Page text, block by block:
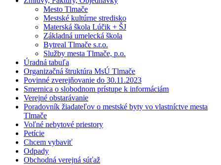
Mesto Tlmače
Mestské kultúrne stredisko
Materská škola Lúčik + ŠJ
Základná umelecká škola
Bytreal Tlmače s.r.o.
Služby mesta Tlmače, p.o.
Úradná tabuľa
Organizačná štruktúra MsÚ Tlmače
Povinné zverejňovanie do 30.11.2023
Smernica o slobodnom prístupe k informáciám
Verejné obstarávanie
Poradovník žiadateľov o mestské byty vo vlastníctve mesta
Tlmače
Voľné nebytové priestory
Petície
Chcem vybaviť
Odpady
Obchodná verejná súťaž